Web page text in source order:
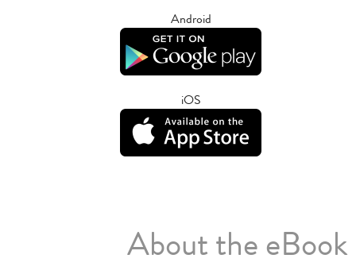
Android
iOS
About the eBook